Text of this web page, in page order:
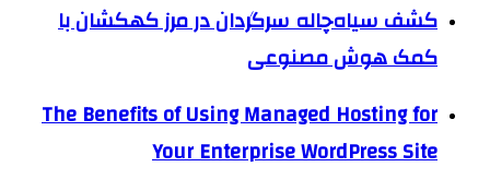
کشف سیاه‌چاله سرگردان در مرز کهکشان با
کمک هوش مصنوعی
The Benefits of Using Managed Hosting for
Your Enterprise WordPress Site